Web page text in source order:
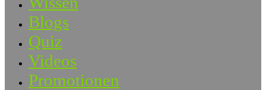
Blogs
Quiz
Videos
Promotionen